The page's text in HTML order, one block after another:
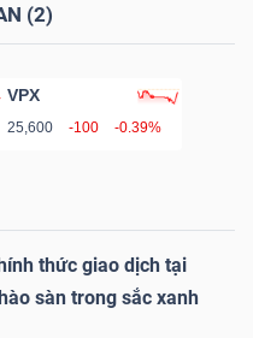
(2)
VPX
25,600 -100 -0.39%
thức giao dịch tại
sàn trong sắc xanh